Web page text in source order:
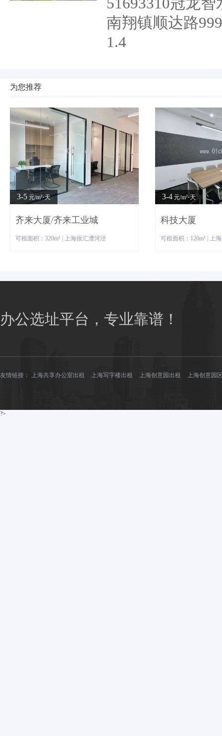
51693310冠龙
南翔镇顺达路
1.4
为您推荐
3-5 元/m²⋅天
齐来大厦/齐来工业城
可租面积：320m² | 上海徐汇漕河泾
3-4 元/m²⋅天
科技大厦
可租面积：120m² | 上
办公选址平台，专业靠谱！
友情链接： 上海共享办公室出租 上海写字楼出租 上海创意园出租 上海创意园
?>